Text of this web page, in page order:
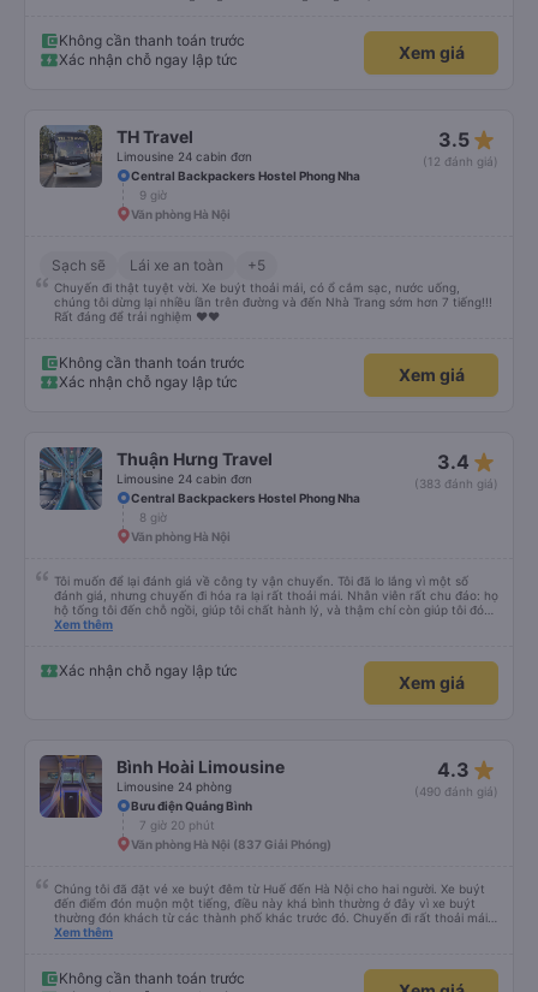
Không cần thanh toán trước
Xác nhận chỗ ngay lập tức
Xem giá
TH Travel
Limousine 24 cabin đơn
3.5 star_rate
(12 đánh giá)
Central Backpackers Hostel Phong Nha
9 giờ
Văn phòng Hà Nội
Sạch sẽ Lái xe an toàn +5
Chuyến đi thật tuyệt vời. Xe buýt thoải mái, có ổ cắm sạc, nước uống,
chúng tôi dừng lại nhiều lần trên đường và đến Nhà Trang sớm hơn 7 tiếng!!!
Rất đáng để trải nghiệm ♥️♥️
Không cần thanh toán trước
Xác nhận chỗ ngay lập tức
Xem giá
Thuận Hưng Travel
Limousine 24 cabin đơn
3.4 star_rate
(383 đánh giá)
Central Backpackers Hostel Phong Nha
8 giờ
Văn phòng Hà Nội
Tôi muốn để lại đánh giá về công ty vận chuyển. Tôi đã lo lắng vì một số
đánh giá, nhưng chuyến đi hóa ra lại rất thoải mái. Nhân viên rất chu đáo: họ
hộ tống tôi đến chỗ ngồi, giúp tôi chất hành lý, và thậm chí còn giúp tôi đóng
gói giày. Điểm trừ duy nhất là xe buýt đến sớm hơn một tiếng so với giờ khởi
chọn công ty này.
Xem thêm
Xác nhận chỗ ngay lập tức
Xem giá
Bình Hoài Limousine
Limousine 24 phòng
4.3 star_rate
(490 đánh giá)
Bưu điện Quảng Bình
7 giờ 20 phút
Văn phòng Hà Nội (837 Giải Phóng)
Chúng tôi đã đặt vé xe buýt đêm từ Huế đến Hà Nội cho hai người. Xe buýt
đến điểm đón muộn một tiếng, điều này khá bình thường ở đây vì xe buýt
thường đón khách từ các thành phố khác trước đó. Chuyến đi rất thoải mái,
ghế nằm êm ái, và ngay cả người cao 1,80 m như tôi vẫn ngủ ngon. Sau khi
rắc rối như vậy, nhưng thật tốt khi thấy công ty xe buýt quan tâm đến
Xem thêm
Không cần thanh toán trước